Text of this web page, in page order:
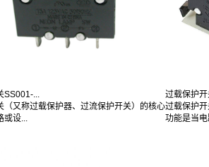
...
（又称过载保护器、过流保护开关）的核心
设...
过载保护开
过载保护
功能是当电